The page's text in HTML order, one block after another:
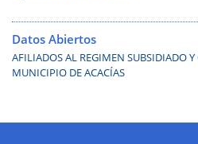
Datos Abiertos
AFILIADOS AL REGIMEN SUBSIDIADO
MUNICIPIO DE ACACÍAS